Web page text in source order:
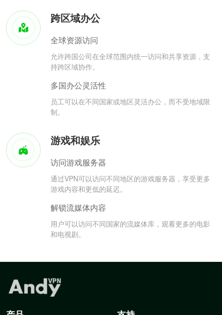
跨区域办公
全球资源访问
允许跨国公司在全球范围内统一访问和共享资源，支
持跨区域协作。
多国办公灵活性
员工可以在不同国家或地区灵活办公，而不受地域限
制。
游戏和娱乐
访问游戏服务器
通过VPN可以访问不同地区的游戏服务器，享受更多
游戏内容和更低的延迟。
解锁流媒体内容
用户可以访问不同国家的流媒体库，观看更多的电影
和电视剧。